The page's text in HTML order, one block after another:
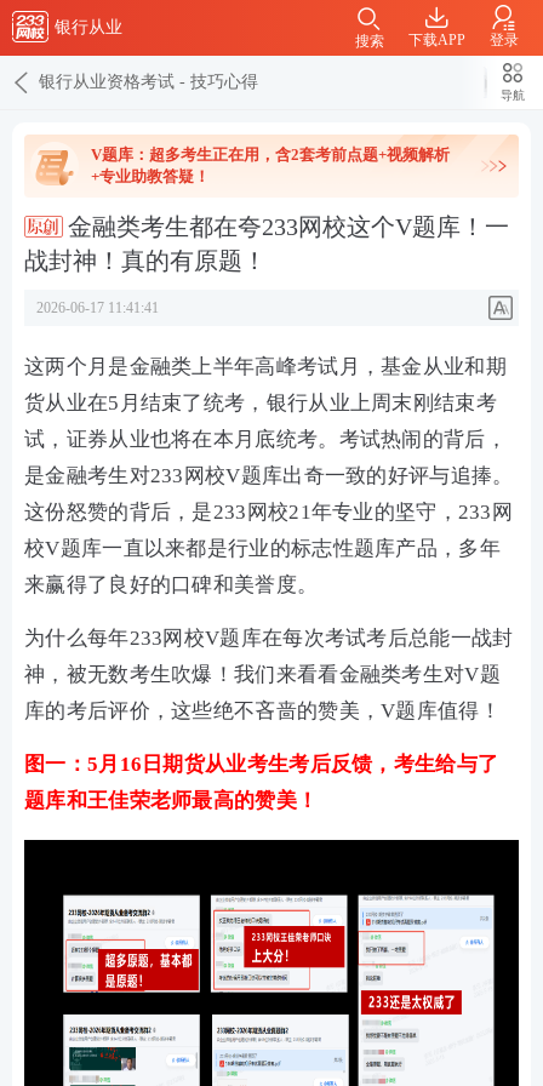
银行从业
下载APP 登录
搜索
银行从业资格考试 - 技巧心得
导航
V题库：超多考生正在用，含2套考前点题+视频解析
+专业助教答疑！
金融类考生都在夸233网校这个V题库！一
战封神！真的有原题！
2026-06-17 11:41:41
这两个月是金融类上半年高峰考试月，基金从业和期
货从业在5月结束了统考，银行从业上周末刚结束考
试，证券从业也将在本月底统考。考试热闹的背后，
是金融考生对233网校V题库出奇一致的好评与追捧。
这份怒赞的背后，是233网校21年专业的坚守，233网
校V题库一直以来都是行业的标志性题库产品，多年
来赢得了良好的口碑和美誉度。
为什么每年233网校V题库在每次考试考后总能一战封
神，被无数考生吹爆！我们来看看金融类考生对V题
库的考后评价，这些绝不吝啬的赞美，V题库值得！
图一：5月16日期货从业考生考后反馈，考生给与了
题库和王佳荣老师最高的赞美！